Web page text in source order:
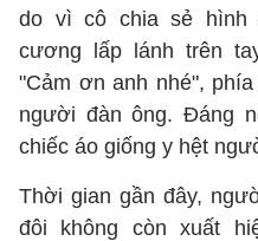
do vì cô chia sẻ hình
cương lấp lánh trên
"Cảm ơn anh nhé",
người đàn ông. Đáng
chiếc áo giống y hệt
Thời gian gần đây,
đôi không còn xuất